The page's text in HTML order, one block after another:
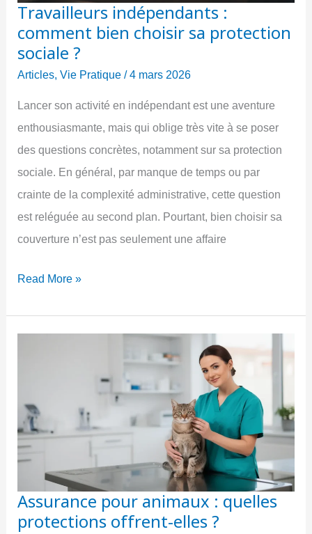
le
vétérinaire
?
Travailleurs indépendants :
comment bien choisir sa protection
sociale ?
Articles ,Vie Pratique /4 mars 2026
Lancer son activité en indépendant est une aventure
enthousiasmante, mais qui oblige très vite à se poser
des questions concrètes, notamment sur sa protection
sociale. En général, par manque de temps ou par
crainte de la complexité administrative, cette question
est reléguée au second plan. Pourtant, bien choisir sa
couverture n’est pas seulement une affaire
Travailleurs
sa
protection
Read More »
Assurance pour animaux : quelles
protections offrent-elles ?